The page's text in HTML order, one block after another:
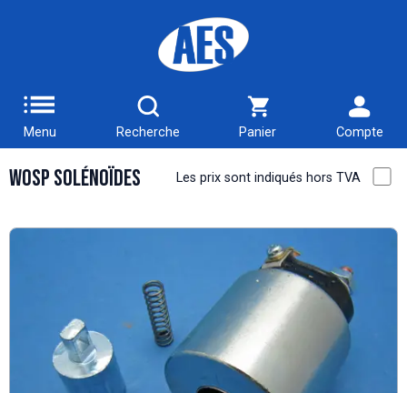
Menu Recherche Panier Compte
WOSP solénoïdes Les prix sont indiqués hors TVA